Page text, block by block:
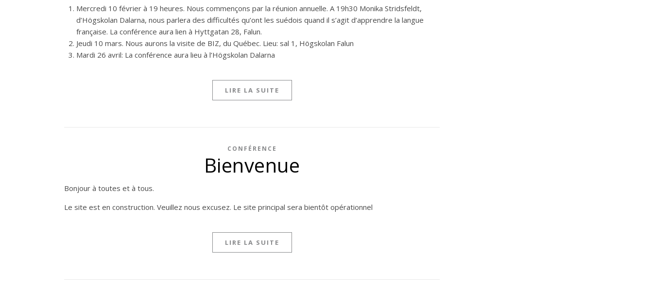
Mercredi 10 février à 19 heures. Nous commençons par la réunion annuelle. A 19h30 Monika Stridsfeldt,
d’Högskolan Dalarna, nous parlera des difficultés qu’ont les suédois quand il s’agit d’apprendre la langue
française. La conférence aura lien à Hyttgatan 28, Falun.
Jeudi 10 mars. Nous aurons la visite de BIZ, du Québec. Lieu: sal 1, Högskolan Falun
Mardi 26 avril: La conférence aura lieu à l’Högskolan Dalarna
LIRE LA SUITE
CONFÉRENCE
Bienvenue
Bonjour à toutes et à tous.
Le site est en construction. Veuillez nous excusez. Le site principal sera bientôt opérationnel
LIRE LA SUITE